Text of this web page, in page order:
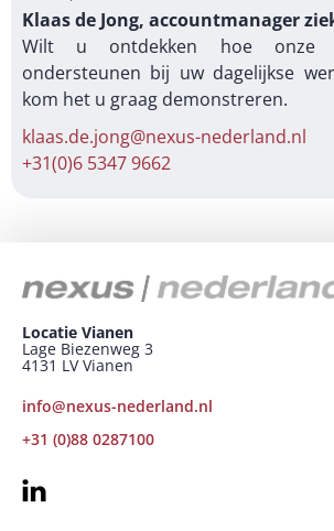
Klaas de Jong, accountmanager
Wilt u ontdekken hoe onze
ondersteunen bij uw dagelijkse
kom het u graag demonstreren.
klaas.de.jong@nexus-nederland.nl
+31(0)6 5347 9662
Locatie Vianen
Lage Biezenweg 3
4131 LV Vianen
info@nexus-nederland.nl
+31 (0)88 0287100